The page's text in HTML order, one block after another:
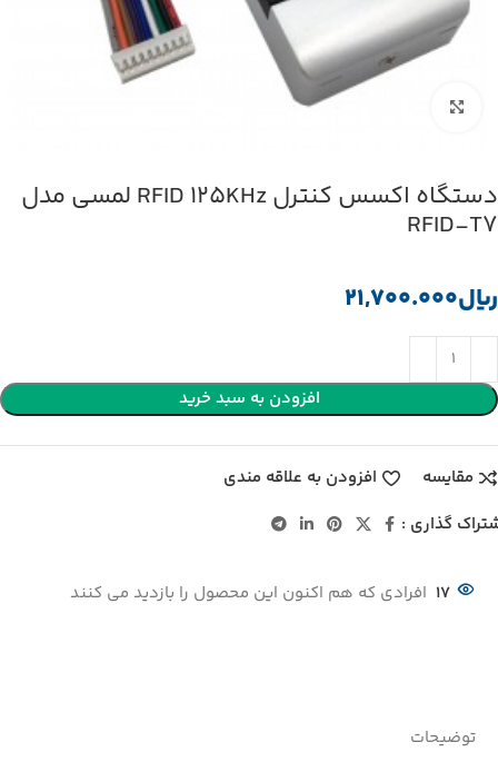
دستگاه اکسس کنترل RFID 125KHz لمسی مدل
RFID-T7
﷼
افزودن به سبد خرید
مقایسه
افزودن به علاقه مندی
گذاری :
17 افرادی که هم اکنون این محصول را بازدید می کنند
توضیحات